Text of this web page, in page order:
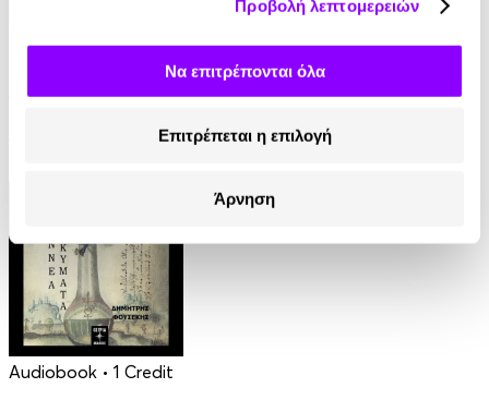
Προβολή λεπτομερειών
Να επιτρέπονται όλα
Επιτρέπεται η επιλογή
Άρνηση
eBook
Βασίλης Τσιαμπούσης
Audiobook • 1 Credit